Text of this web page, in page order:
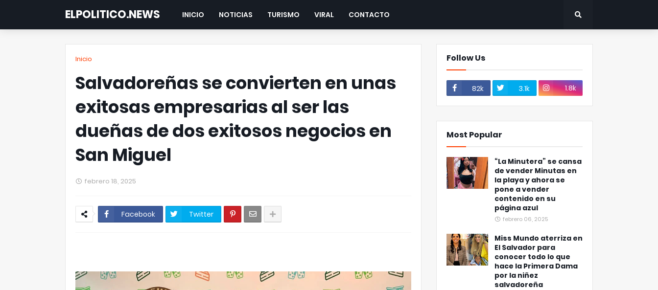
ELPOLITICO.NEWS INICIO NOTICIAS TURISMO VIRAL CONTACTO
Inicio
Salvadoreñas se convierten en unas
exitosas empresarias al ser las
dueñas de dos exitosos negocios en
San Miguel
febrero 18, 2025
Facebook Twitter
Follow Us
82k 3.1k 1.8k
Most Popular
“La Minutera” se cansa
de vender Minutas en
la playa y ahora se
pone a vender
contenido en su
página azul
febrero 06, 2025
Miss Mundo aterriza en
El Salvador para
conocer todo lo que
hace la Primera Dama
por la niñez
salvadoreña